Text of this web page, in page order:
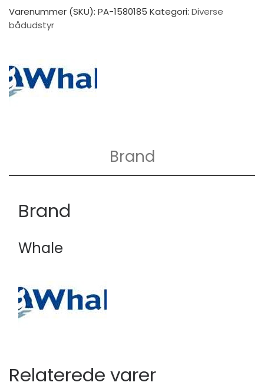
Varenummer (SKU): PA-1580185 Kategori: Diverse
bådudstyr
Brand
Brand
Whale
Relaterede varer